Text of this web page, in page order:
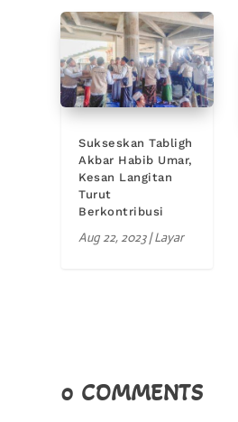
Sukseskan Tabligh
Akbar Habib Umar,
Kesan Langitan
Turut
Berkontribusi
Aug 22, 2023|Layar
0 COMMENTS